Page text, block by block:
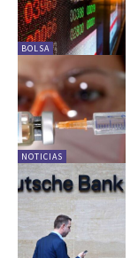
BOLSA
NOTICIAS